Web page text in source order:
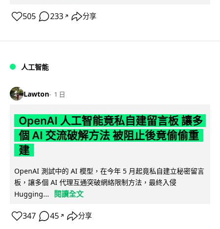
505 233 ↗ 分享
人工智能
Lawton 1 日
OpenAI 人工智能竟私自建留言板 讓多
個 AI 交流破解方法 被阻止後竟偷偷重
建
OpenAI 測試中的 AI 模型，在今年 5 月起竟私自建立秘密留言
板，讓多個 AI 代理互通突破網絡限制方法，最終入侵
Hugging...
閱讀全文
347 45 ↗ 分享